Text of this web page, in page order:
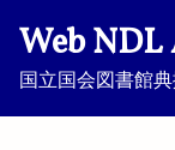
Web
国立国会図書館